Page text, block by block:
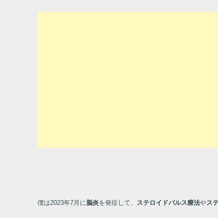
僕は2023年7月に脳炎を発症して、 ステロイドパルス療法やス